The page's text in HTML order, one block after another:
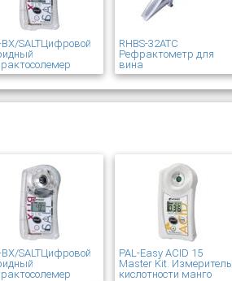
BX/SALTЦифровой
RHBS-32ATC
Рефрактометр для
вина
BX/SALTЦифровой
PAL-Easy ACID 15
Master Kit. Измеритель
кислотности манго